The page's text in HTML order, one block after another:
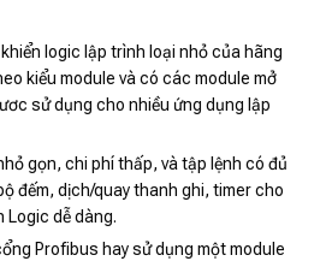
logic lập trình loại nhỏ của hãng
kiểu module và có các module mở
sử dụng cho nhiều ứng dụng lập
gọn, chi phí thấp, và tập lệnh có đủ
đếm, dịch/quay thanh ghi, timer cho
Logic dễ dàng.
Profibus hay sử dụng một module